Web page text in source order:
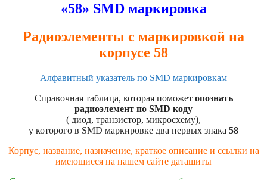
«58» SMD маркировка
Радиоэлементы с маркировкой на
корпусе 58
Алфавитный указатель по SMD маркировкам
Справочная таблица, которая поможет опознать
радиоэлемент по SMD коду
( диод, транзистор, микросхему),
у которого в SMD маркировке два первых знака 58
Корпус, название, назначение, краткое описание и ссылки на
имеющиеся на нашем сайте даташиты